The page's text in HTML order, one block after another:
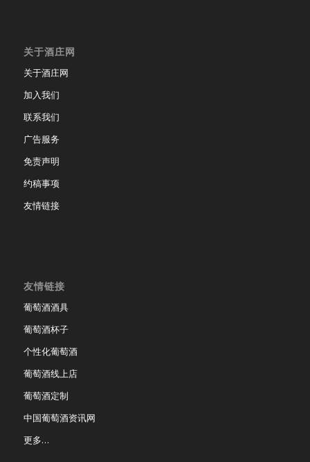
关于酒庄网
关于酒庄网
加入我们
联系我们
广告服务
免责声明
约稿事项
友情链接
友情链接
葡萄酒酒具
葡萄酒杯子
个性化葡萄酒
葡萄酒线上店
葡萄酒定制
中国葡萄酒资讯网
更多…